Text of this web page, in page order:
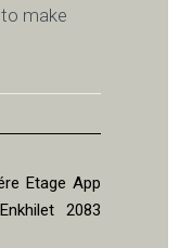
make
Etage App
2083